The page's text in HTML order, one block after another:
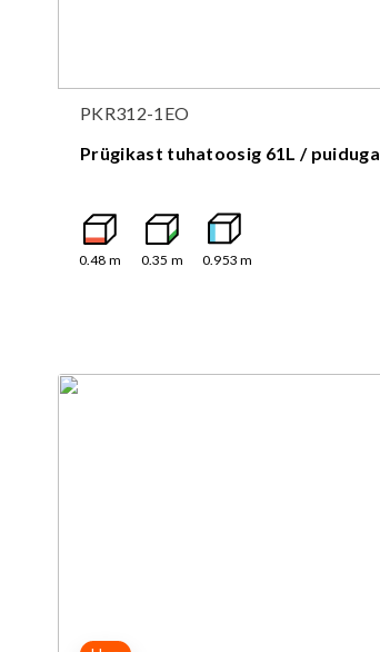
PKR312-1EO
Prügikast tuhatoosig 61L / puiduga
0.48 m 0.35 m 0.953 m